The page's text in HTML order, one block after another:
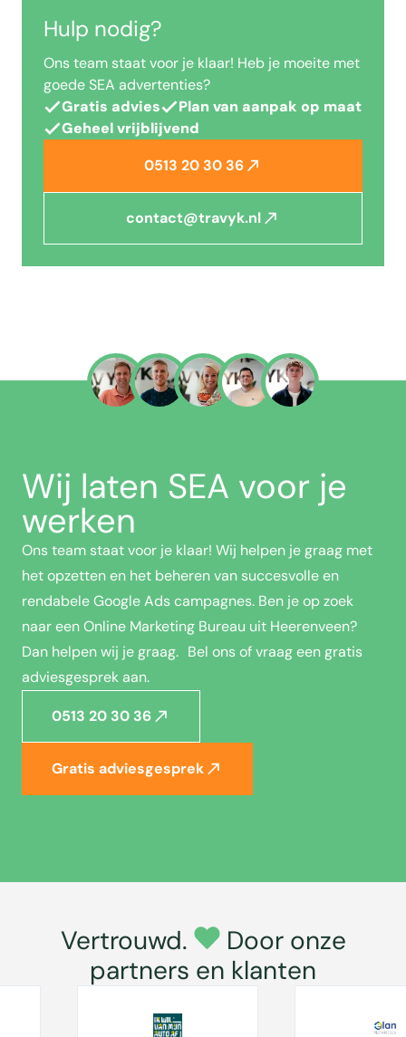
Hulp nodig?
Ons team staat voor je klaar! Heb je moeite met
goede SEA advertenties?
Gratis advies
Plan van aanpak op maat
Geheel vrijblijvend
0513 20 30 36
contact@travyk.nl
Wij laten SEA voor je
werken
Ons team staat voor je klaar! Wij helpen je graag met
het opzetten en het beheren van succesvolle en
rendabele Google Ads campagnes. Ben je op zoek
naar een Online Marketing Bureau uit Heerenveen?
Dan helpen wij je graag. Bel ons of vraag een gratis
adviesgesprek aan.
0513 20 30 36
Gratis adviesgesprek
Vertrouwd.
Door onze
partners en klanten